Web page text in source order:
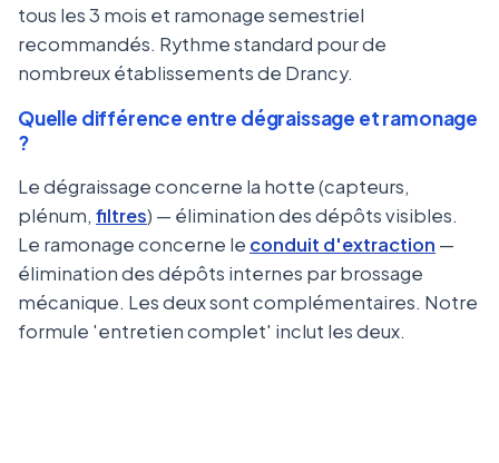
tous les 3 mois et ramonage semestriel
recommandés. Rythme standard pour de
nombreux établissements de Drancy.
Quelle différence entre dégraissage et ramonage
?
Le dégraissage concerne la hotte (capteurs,
plénum, filtres) — élimination des dépôts visibles.
Le ramonage concerne le conduit d'extraction —
élimination des dépôts internes par brossage
mécanique. Les deux sont complémentaires. Notre
formule 'entretien complet' inclut les deux.